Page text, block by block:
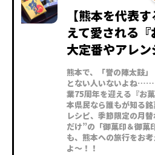
【熊本を代表
えて愛される
大定番やアレ
熊本で、「誉の陣太鼓
とない人いないよね
業75周年を迎える『お
本県民なら誰もが知る
レシピ、季節限定の月
だけ”の「御菓印＆御菓
も、熊本への旅行をお
よ〜！！